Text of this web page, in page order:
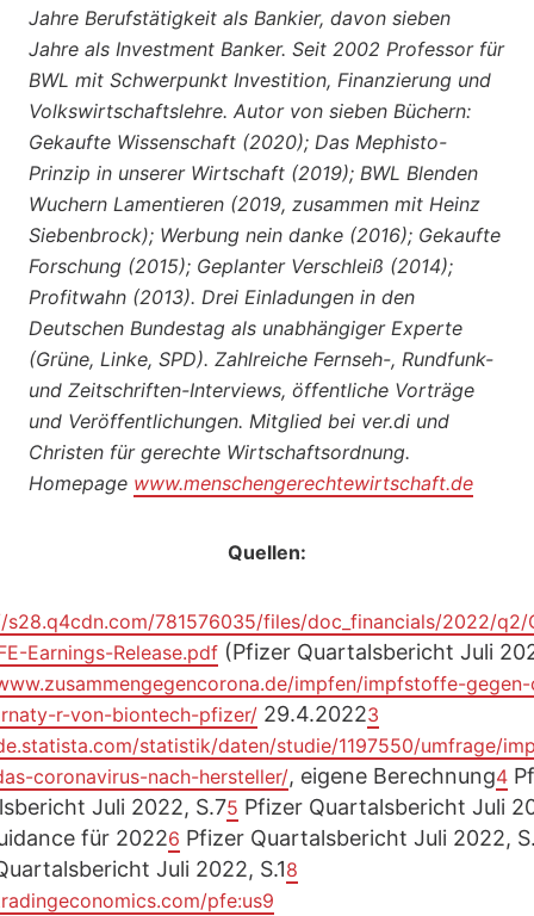
Jahre Berufstätigkeit als Bankier, davon sieben
Jahre als Investment Banker. Seit 2002 Professor für
BWL mit Schwerpunkt Investition, Finanzierung und
Volkswirtschaftslehre. Autor von sieben Büchern:
Gekaufte Wissenschaft (2020); Das Mephisto-
Prinzip in unserer Wirtschaft (2019); BWL Blenden
Wuchern Lamentieren (2019, zusammen mit Heinz
Siebenbrock); Werbung nein danke (2016); Gekaufte
Forschung (2015); Geplanter Verschleiß (2014);
Profitwahn (2013). Drei Einladungen in den
Deutschen Bundestag als unabhängiger Experte
(Grüne, Linke, SPD). Zahlreiche Fernseh-, Rundfunk-
und Zeitschriften-Interviews, öffentliche Vorträge
und Veröffentlichungen. Mitglied bei ver.di und
Christen für gerechte Wirtschaftsordnung.
Homepage www.menschengerechtewirtschaft.de
Quellen:
781576035/files/doc_financials/2022/q2/
Earnings-Release.pdf(Pfizer Quartalsbericht Juli
impfen/impfstoffe-
r-von-biontech-pfizer/29.4.20223
statistik/daten/studie/1197550/umfrage/
coronavirus-nach-hersteller/, eigene Berechnung4
Juli 2022, S.75 Pfizer Quartalsbericht Juli
für 20226 Pfizer Quartalsbericht Juli 2022,
Juli 2022, S.18
pfe:us9